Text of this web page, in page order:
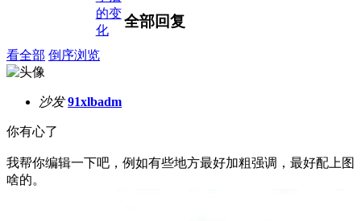
的变
化
全部回复
看全部 倒序浏览
沙发 91xlbadm
你有心了
我帮你编辑一下吧，例如有些地方最好加粗强调，最好配上图
啥的。